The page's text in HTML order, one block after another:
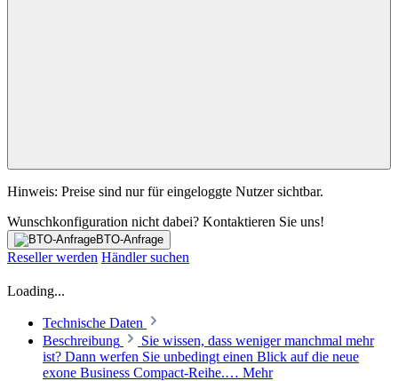
Hinweis: Preise sind nur für eingeloggte Nutzer sichtbar.
Wunschkonfiguration nicht dabei? Kontaktieren Sie uns!
BTO-Anfrage
Reseller werden Händler suchen
Loading...
Technische Daten
Beschreibung
Sie wissen, dass weniger manchmal mehr
ist? Dann werfen Sie unbedingt einen Blick auf die neue
exone Business Compact-Reihe.… Mehr